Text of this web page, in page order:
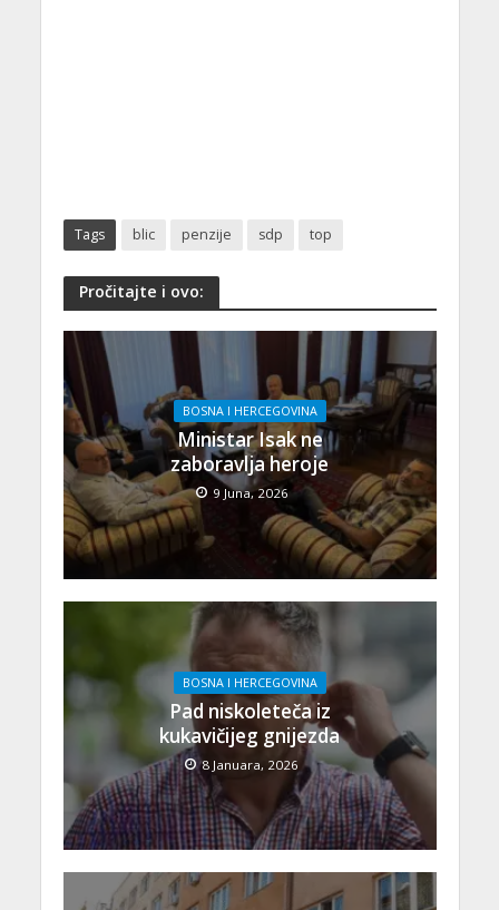
Tags blic penzije sdp top
Pročitajte i ovo:
BOSNA I HERCEGOVINA
Ministar Isak ne
zaboravlja heroje
9 Juna, 2026
BOSNA I HERCEGOVINA
Pad niskoleteča iz
kukavičijeg gnijezda
8 Januara, 2026